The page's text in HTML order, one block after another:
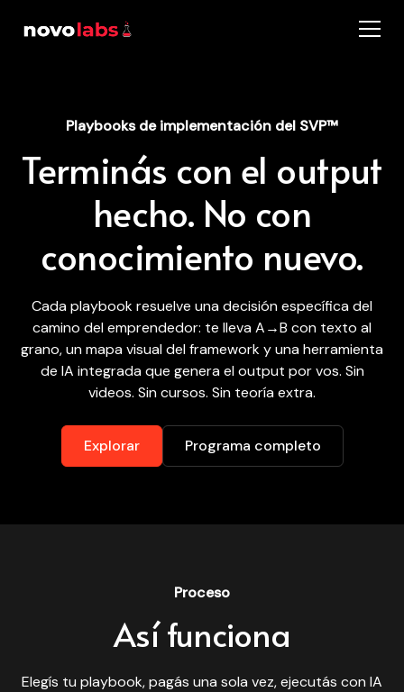
Playbooks de implementación del SVP™
Terminás con el output
hecho. No con
conocimiento nuevo.
Cada playbook resuelve una decisión específica del
camino del emprendedor: te lleva A→B con texto al
grano, un mapa visual del framework y una herramienta
de IA integrada que genera el output por vos. Sin
videos. Sin cursos. Sin teoría extra.
Explorar Programa completo
Proceso
Así funciona
Elegís tu playbook, pagás una sola vez, ejecutás con IA